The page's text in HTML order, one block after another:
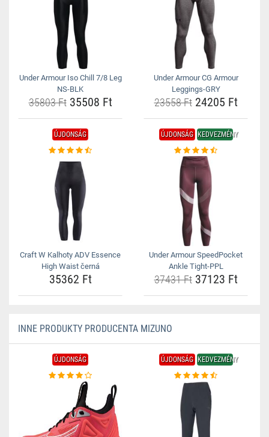
Under Armour Iso Chill 7/8 Leg
NS-BLK
35803 Ft35508 Ft
Under Armour CG Armour
Leggings-GRY
23558 Ft24205 Ft
ÚJDONSÁG
Craft W Kalhoty ADV Essence
High Waist černá
35362 Ft
ÚJDONSÁG KEDVEZMÉNY
Under Armour SpeedPocket
Ankle Tight-PPL
37431 Ft37123 Ft
INNE PRODUKTY PRODUCENTA MIZUNO
ÚJDONSÁG ÚJDONSÁG KEDVEZMÉNY